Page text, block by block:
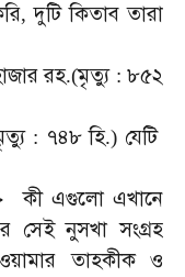
,দুটি কিতাব তারা
রহ.(মৃত্যু: ৮৫২
: ৭৪৮ হি.) যেটি
কী এগুলো এখানে
সেই নুসখা সংগ্রহ
তাহকীক ও